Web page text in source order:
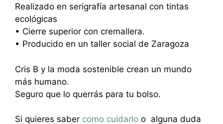
Realizado en serigrafía artesanal con tintas
ecológicas
• Cierre superior con cremallera.
• Producido en un taller social de Zaragoza
Cris B y la moda sostenible crean un mundo
más humano.
Seguro que lo querrás para tu bolso.
Si quieres saber como cuidarlo o alguna duda